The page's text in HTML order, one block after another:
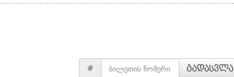
# გადასვლა